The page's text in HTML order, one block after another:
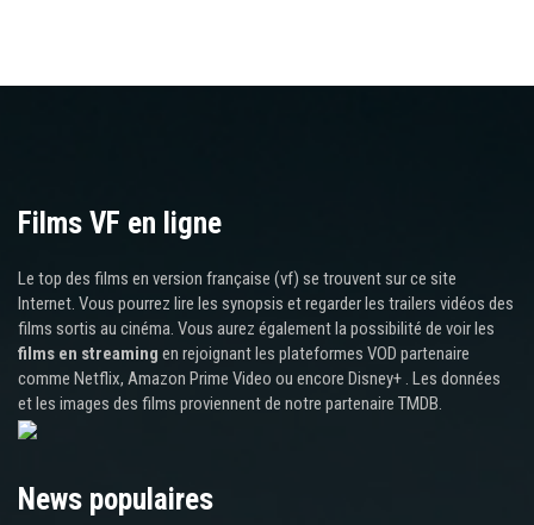
Films VF en ligne
Le top des films en version française (vf) se trouvent sur ce site
Internet. Vous pourrez lire les synopsis et regarder les trailers vidéos des
films sortis au cinéma. Vous aurez également la possibilité de voir les
films en streaming en rejoignant les plateformes VOD partenaire
comme Netflix, Amazon Prime Video ou encore Disney+ . Les données
et les images des films proviennent de notre partenaire TMDB.
News populaires